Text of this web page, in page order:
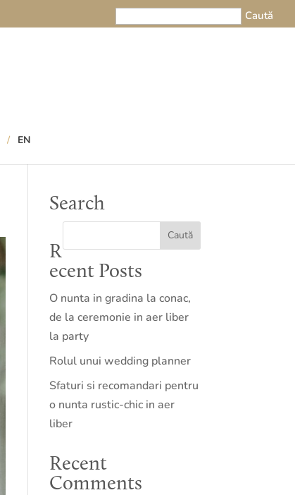
EN
Search
R
ecent Posts
O nunta in gradina la conac,
de la ceremonie in aer liber
la party
Rolul unui wedding planner
Sfaturi si recomandari pentru
o nunta rustic-chic in aer
liber
Recent
Comments